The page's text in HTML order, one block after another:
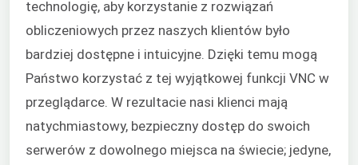
technologię, aby korzystanie z rozwiązań
obliczeniowych przez naszych klientów było
bardziej dostępne i intuicyjne. Dzięki temu mogą
Państwo korzystać z tej wyjątkowej funkcji VNC w
przeglądarce. W rezultacie nasi klienci mają
natychmiastowy, bezpieczny dostęp do swoich
serwerów z dowolnego miejsca na świecie; jedyne,